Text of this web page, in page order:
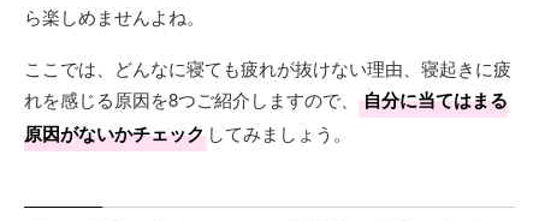
ら楽しめませんよね。
ここでは、どんなに寝ても疲れが抜けない理由、寝起きに疲
れを感じる原因を8つご紹介しますので、
自分に当てはまる
原因がないかチェック してみましょう。